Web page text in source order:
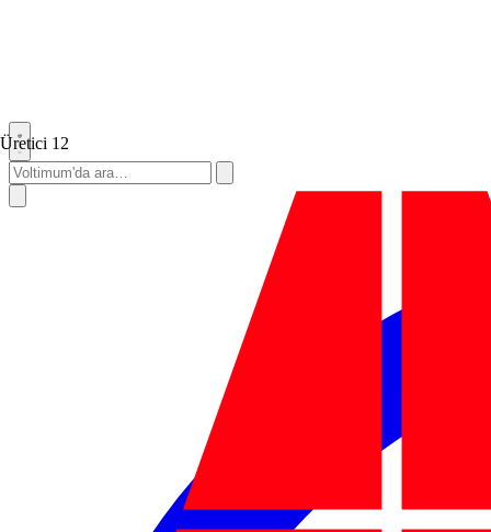
Üretici 12